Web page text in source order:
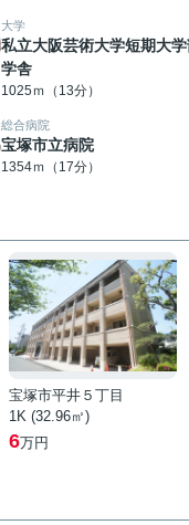
大学
私立大阪芸術大学短期大
学舎
1025ｍ（13分）
総合病院
宝塚市立病院
1354ｍ（17分）
宝塚市平井５丁目
1K (32.96㎡)
6万円